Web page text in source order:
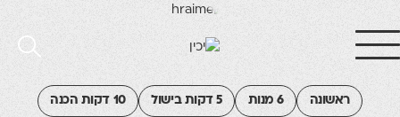
ראשונה 6 מנות 5 דקות בישול 10 דקות הכנה